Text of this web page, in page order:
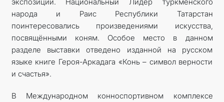
народа и Раис Республики Татарстан
поинтересовались произведениями искусства,
посвящёнными коням. Особое место в данном
разделе выставки отведено изданной на русском
языке книге Героя-Аркадага «Конь – символ верности
и счастья».
В Международном конноспортивном комплексе